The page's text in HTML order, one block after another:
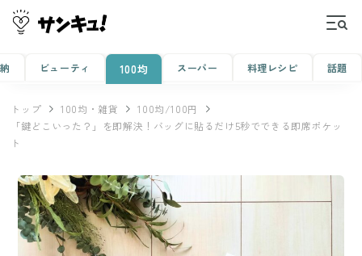
ビューティ 100均 スーパー 料理レシピ 話題
トップ 100均・雑貨
100均/100円
「鍵どこいった？」を即解決！バッグに貼るだけ5秒でできる即席ポケッ
ト